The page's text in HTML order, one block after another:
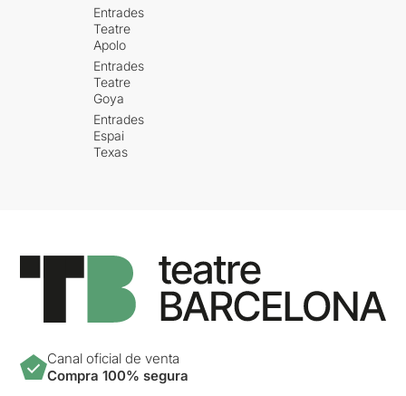
Entrades
Teatre
Apolo
Entrades
Teatre
Goya
Entrades
Espai
Texas
Canal oficial de venta
Compra 100% segura